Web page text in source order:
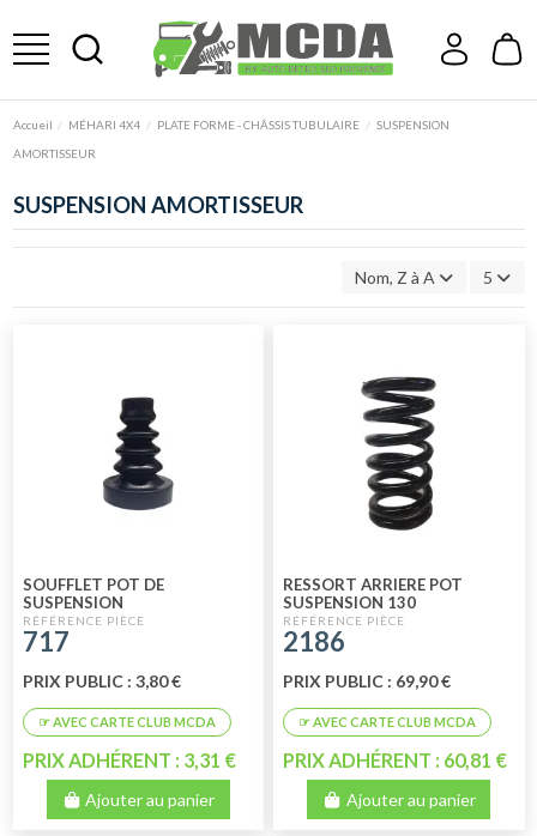
Accueil MÉHARI 4X4 PLATE FORME - CHÂSSIS TUBULAIRE
SUSPENSION
AMORTISSEUR
SUSPENSION AMORTISSEUR
Nom, Z à A 5
SOUFFLET POT DE
SUSPENSION
717
PRIX PUBLIC : 3,80 €
PRIX ADHÉRENT : 3,31 €
Ajouter au panier
RESSORT ARRIERE POT
SUSPENSION 130
2186
PRIX PUBLIC : 69,90 €
PRIX ADHÉRENT : 60,81 €
Ajouter au panier